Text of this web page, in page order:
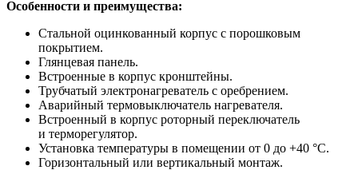
Особенности и преимущества:
Стальной оцинкованный корпус с порошковым
покрытием.
Глянцевая панель.
Встроенные в корпус кронштейны.
Трубчатый электронагреватель с оребрением.
Аварийный термовыключатель нагревателя.
Встроенный в корпус роторный переключатель
и терморегулятор.
Установка температуры в помещении от 0 до +40 °С.
Горизонтальный или вертикальный монтаж.